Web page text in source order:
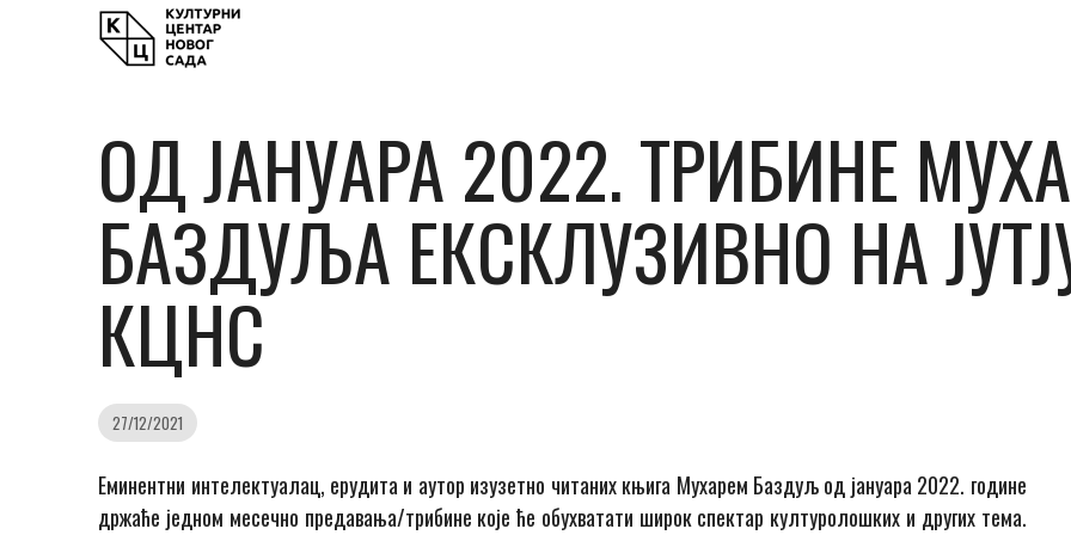
ОД ЈАНУАРА 2022. ТРИБИНЕ
БАЗДУЉА ЕКСКЛУЗИВНО НА
КЦНС
27/12/2021
Еминентни интелектуалац, ерудита и аутор изузетно читаних књига Мухарем Баздуљ од јануара 2022. године
држаће једном месечно предавања/трибине које ће обухватати широк спектар културолошких и других тема.